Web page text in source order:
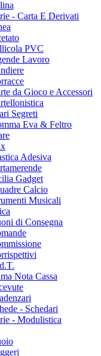
- Carta E Derivati
PVC
Lavoro
da Gioco e Accessori
Segreti
Eva & Feltro
Adesiva
Gadget
Calcio
Musicali
di Consegna
Nota Cassa
- Schedari
- Modulistica